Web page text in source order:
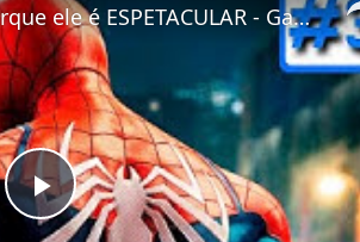
Play
SPIDER MAN - Confira porque ele é ESPETACULAR - Gameplay no PC 4K 60fps #parte3 #gaming